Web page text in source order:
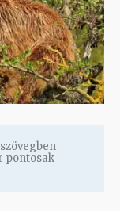
szövegben
pontosak